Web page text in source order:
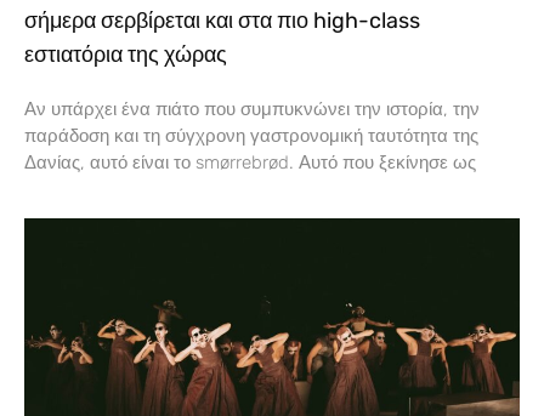
σήμερα σερβίρεται και στα πιο high-class
εστιατόρια της χώρας
Αν υπάρχει ένα πιάτο που συμπυκνώνει την ιστορία, την
παράδοση και τη σύγχρονη γαστρονομική ταυτότητα της
Δανίας, αυτό είναι το smørrebrød. Αυτό που ξεκίνησε ως